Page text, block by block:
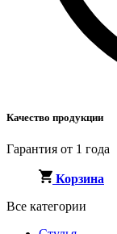
Качество продукции
Гарантия от 1 года
Корзина
Все категории